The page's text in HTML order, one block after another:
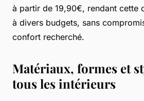
à partir de 19,90€, rendant cette
à divers budgets, sans
confort recherché.
Matériaux, formes et
tous les intérieurs